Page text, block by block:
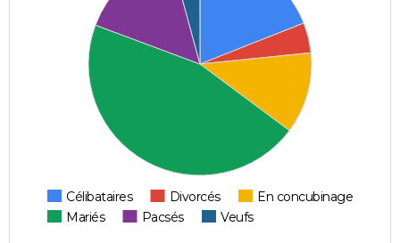
Célibataires Divorcés
En concubinage
Mariés
Pacsés Veufs